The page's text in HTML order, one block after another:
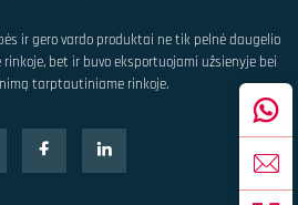
ir gero vardo produktai ne tik pelnė daugelio
bet ir buvo eksportuojami užsienyje bei
tarptautiniame rinkoje.